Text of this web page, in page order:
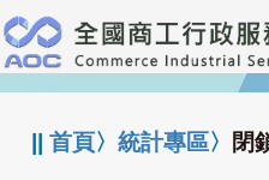
跳
到
主
要
:::
||首頁〉統計專區〉 閉